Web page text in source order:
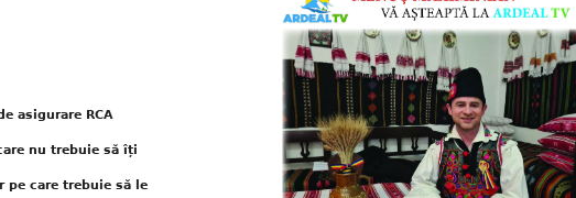
asigurare RCA
nu trebuie să îți
pe care trebuie să le